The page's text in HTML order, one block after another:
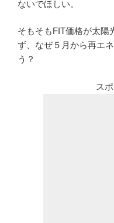
ないでほしい。
そもそもFIT価格が太陽
ず、なぜ５月から再エ
う？
ス